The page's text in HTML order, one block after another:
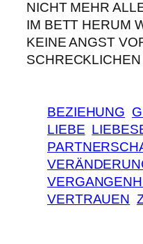
NICHT MEHR
IM BETT HERUM
KEINE ANGST
SCHRECKLICHEN
BEZIEHUNG
LIEBE
VERTRAUEN